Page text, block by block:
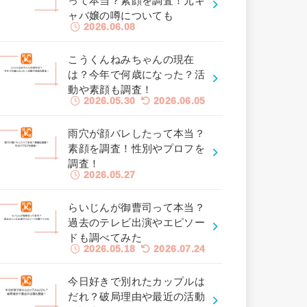
ャバ嬢の噂についても
2026.06.08
こうくんねみちゃんの現在
は？今年で何歳になった？活
動や素顔も調査！
2026.05.30 2026.06.05
雨穴が顔バレしたって本当？
素顔を調査！性別やプロフを
調査！
2026.05.27
らいじんが御曹司って本当？
過去のテレビ出演やエピソー
ドも調べてみた
2026.05.18 2026.07.24
今日好きで別れたカップルは
だれ？破局理由や最近の活動